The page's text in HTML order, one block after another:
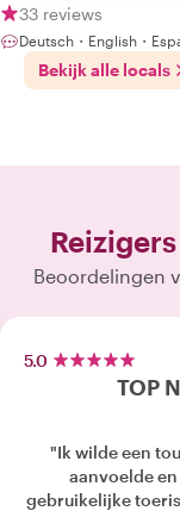
33 reviews
Deutsch・English・
Bekijk alle locals
Beoordelingen
5.0
TOP
"Ik wilde een
aanvoelde
gebruikelijke